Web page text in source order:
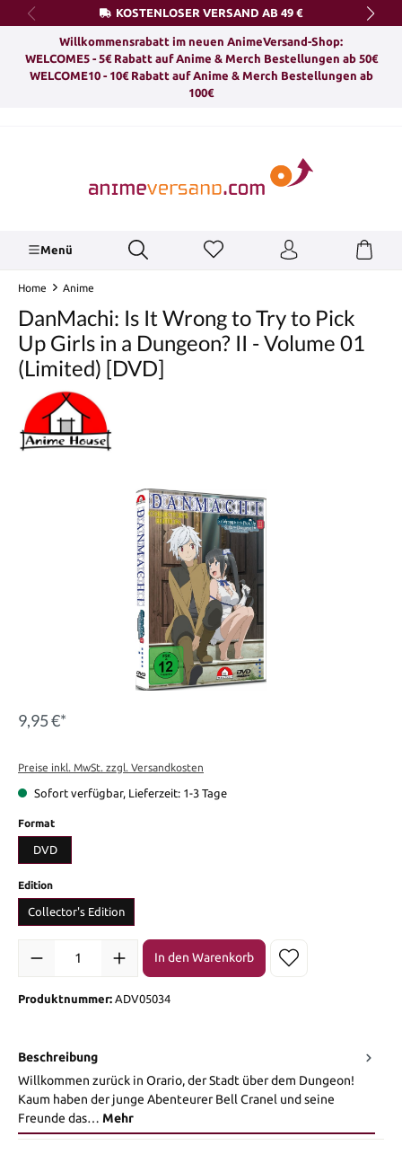
springen KOSTENLOSER VERSAND AB 49 €
Willkommensrabatt im neuen AnimeVersand-Shop:
WELCOME5 - 5€ Rabatt auf Anime & Merch Bestellungen ab 50€
WELCOME10 - 10€ Rabatt auf Anime & Merch Bestellungen ab
100€
Menü
Home Anime
DanMachi: Is It Wrong to Try to Pick
Up Girls in a Dungeon? II - Volume 01
(Limited) [DVD]
Bildergalerie überspringen
9,95 €*
Preise inkl. MwSt. zzgl. Versandkosten
Sofort verfügbar, Lieferzeit: 1-3 Tage
Formatauswählen
DVD
Editionauswählen
Collector's Edition
Produkt Anzahl: Gib den gewünschten Wert ein oder benutze die
In den Warenkorb
Produktnummer: ADV05034
Beschreibung
Willkommen zurück in Orario, der Stadt über dem Dungeon!
Kaum haben der junge Abenteurer Bell Cranel und seine
Freunde das… Mehr